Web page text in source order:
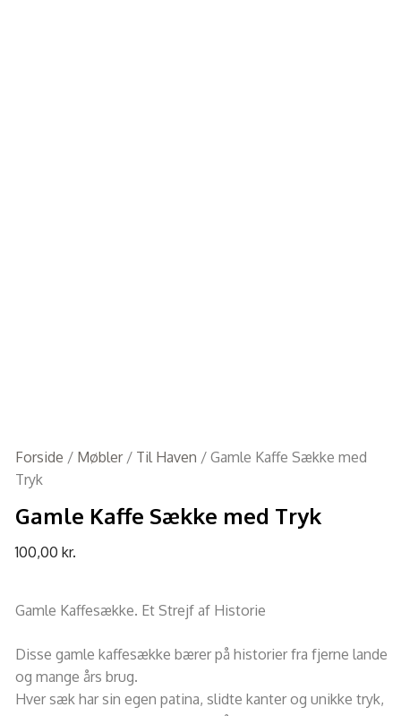
Forside / Møbler/ Til Haven / Gamle Kaffe Sække med
Tryk
Gamle Kaffe Sække med Tryk
100,00 kr.
Gamle Kaffesække. Et Strejf af Historie
Disse gamle kaffesække bærer på historier fra fjerne lande
og mange års brug.
Hver sæk har sin egen patina, slidte kanter og unikke tryk,